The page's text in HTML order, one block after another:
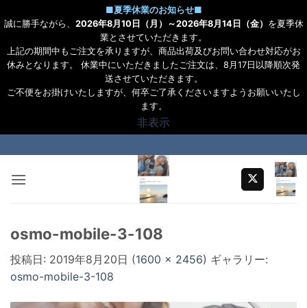
■夏季休業のお知らせ■
誠に勝手ながら、 2026年8月10日（月）～2026年8月14日（金） を夏季休
業とさせていただきます。
上記の期間中もご注文を承りますが、商品出荷及びお問い合わせ対応がお
休みとなります。 休業中にいただきましたご注文は、8月17日以降順次発
送させていただきます。
ご不便をお掛けいたしますが、何卒ご了承くださいますようお願いいたし
ます。
非表示
to
content
osmo-mobile-3-108
投稿日: 2019年8月20日 (1600 × 2456) ギャラリー:
osmo-mobile-3-108